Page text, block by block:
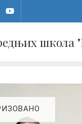
школа